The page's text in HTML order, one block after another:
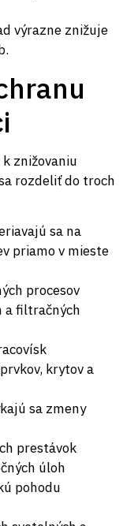
výrazne znižuje
znižovaniu
rozdeliť do troch
sa na
priamo v mieste
procesov
a filtračných
krytov a
sa zmeny
prestávok
úloh
pohodu